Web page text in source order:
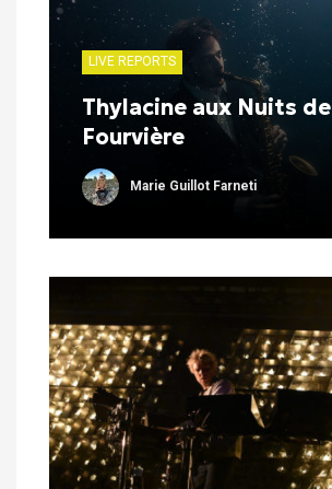
LIVE REPORTS
Thylacine aux Nuits de
Fourvière
Marie Guillot Farneti